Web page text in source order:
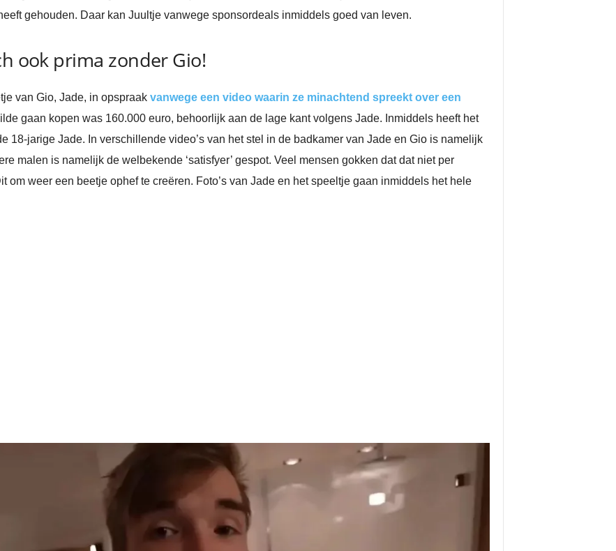
gehouden. Daar kan Juultje vanwege sponsordeals inmiddels goed van leven.
ook prima zonder Gio!
van Gio, Jade, in opspraak vanwege een video waarin ze minachtend spreekt over een
gaan kopen was 160.000 euro, behoorlijk aan de lage kant volgens Jade. Inmiddels heeft het
18-jarige Jade. In verschillende video’s van het stel in de badkamer van Jade en Gio is namelijk
malen is namelijk de welbekende ‘satisfyer’ gespot. Veel mensen gokken dat dat niet per
om weer een beetje ophef te creëren. Foto’s van Jade en het speeltje gaan inmiddels het hele